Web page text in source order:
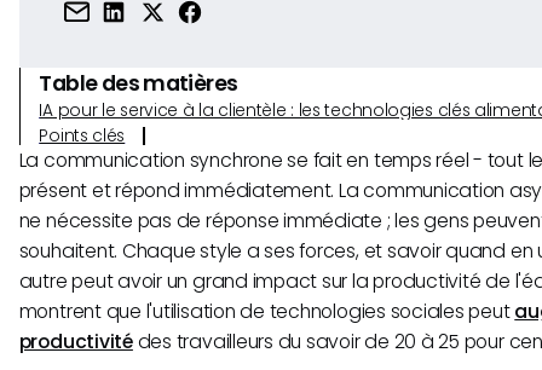
Table des matières
IA pour le service à la clientèle : les technologies clés
Points clés
La communication synchrone se fait en temps réel - tout
présent et répond immédiatement. La communication
ne nécessite pas de réponse immédiate ; les gens
souhaitent. Chaque style a ses forces, et savoir quand en
autre peut avoir un grand impact sur la productivité de
montrent que l'utilisation de technologies sociales peut
productivitédes travailleurs du savoir de 20 à 25 pour